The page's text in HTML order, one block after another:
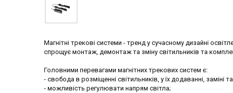
Магнітні трекові системи - тренд у сучасному дизайні
спрощує монтаж, демонтаж та зміну світильників та
Головними перевагами магнітних трекових систем є:
- свобода в розміщенні світильників, у їх додаванні,
- можливість регулювати напрям світла;